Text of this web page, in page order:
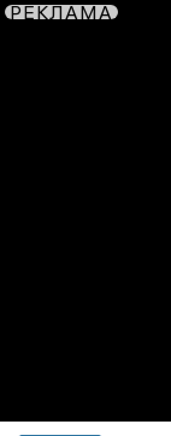
РЕКЛАМА